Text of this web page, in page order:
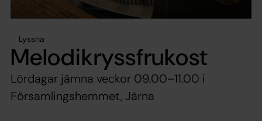
Lyssna
Melodikryssfrukost
Lördagar jämna veckor 09.00–11.00 i
Församlingshemmet, Järna